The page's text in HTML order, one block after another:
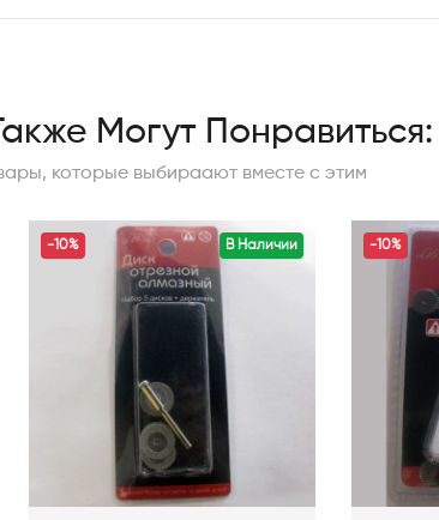
Могут Понравиться:
которые выбираают вместе с этим
В Наличии
-10% -10%